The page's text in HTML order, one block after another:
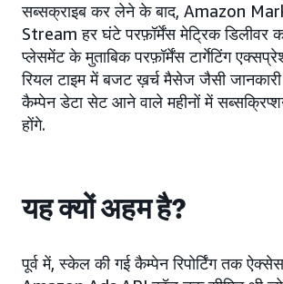
सब्सक्राइब कर लेने के बाद, Amazon
Stream हर घंटे परफ़ॉर्मेंस मेट्रिक डिलीवर
प्लेसमेंट के मुताबिक परफ़ॉर्मेंस टार्गेटिंग
रियल टाइम में बजट ख़र्च मैसेज जैसी
कैम्पेन डेटा सेट आने वाले महीनों में
होंगे.
यह क्यों अहम है?
पूर्व में, स्केल की गई कैम्पेन रिपोर्टिंग तक